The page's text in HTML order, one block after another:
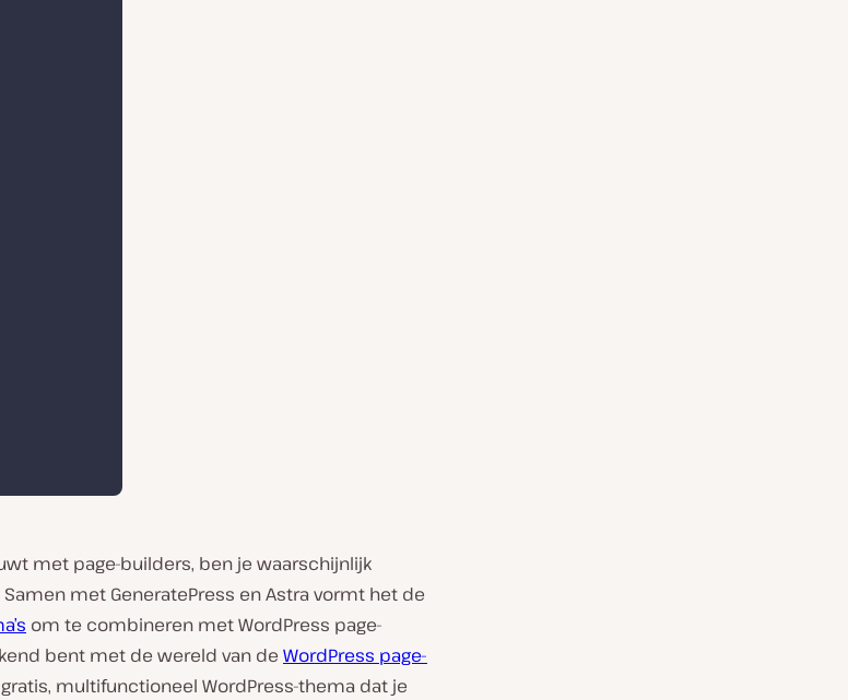
met page-builders, ben je waarschijnlijk
met GeneratePress en Astra vormt het de
om te combineren met WordPress page-
bent met de wereld van de WordPress page-
gratis, multifunctioneel WordPress-thema dat je